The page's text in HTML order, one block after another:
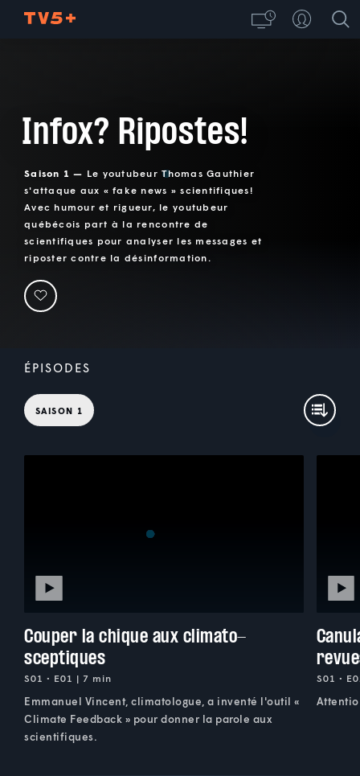
Infox? Ripostes!
Saison 1 — Le youtubeur Thomas Gauthier
s'attaque aux « fake news » scientifiques!
Avec humour et rigueur, le youtubeur
québécois part à la rencontre de
scientifiques pour analyser les messages et
riposter contre la désinformation.
ÉPISODES
SAISON 1
Couper la chique aux climato-
sceptiques
S01 • E01 | 7 min
Emmanuel Vincent, climatologue, a inventé l'outil «
Climate Feedback » pour donner la parole aux
scientifiques.
S01 •